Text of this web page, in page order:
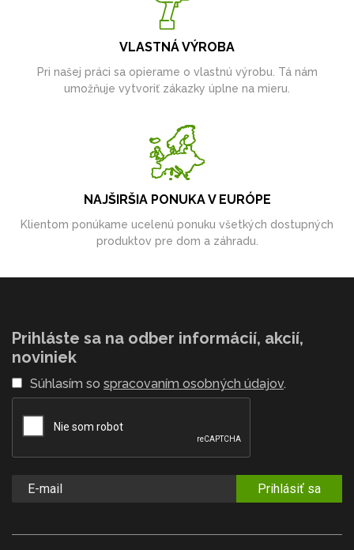
VLASTNÁ VÝROBA
Pri našej práci sa opierame o vlastnú výrobu. Tá nám
umožňuje vytvoriť zákazky úplne na mieru.
NAJŠIRŠIA PONUKA V EURÓPE
Klientom ponúkame ucelenú ponuku všetkých dostupných
produktov pre dom a záhradu.
Prihláste sa na odber informácií, akcií,
noviniek
Súhlasím so spracovaním osobných údajov.
Prihlásiť sa